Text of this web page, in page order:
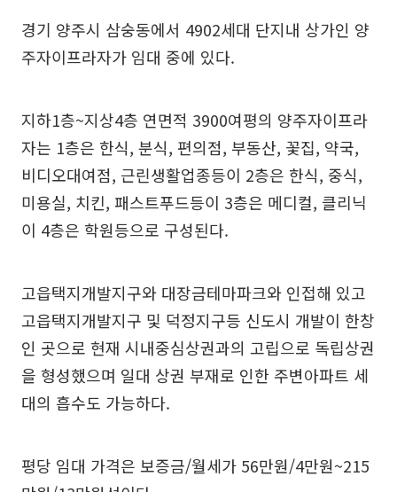
경기 양주시 삼숭동에서 4902세대 단지내 상가인 양
주자이프라자가 임대 중에 있다.
지하1층~지상4층 연면적 3900여평의 양주자이프라
자는 1층은 한식, 분식, 편의점, 부동산, 꽃집, 약국,
비디오대여점, 근린생활업종등이 2층은 한식, 중식,
미용실, 치킨, 패스트푸드등이 3층은 메디컬, 클리닉
이 4층은 학원등으로 구성된다.
고읍택지개발지구와 대장금테마파크와 인접해 있고
고읍택지개발지구 및 덕정지구등 신도시 개발이 한창
인 곳으로 현재 시내중심상권과의 고립으로 독립상권
을 형성했으며 일대 상권 부재로 인한 주변아파트 세
대의 흡수도 가능하다.
평당 임대 가격은 보증금/월세가 56만원/4만원~215